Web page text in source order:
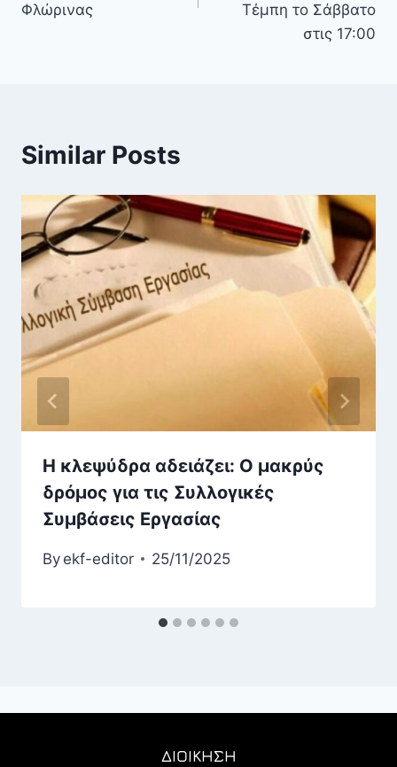
Φλώρινας
Τέμπη το Σάββατο
στις 17:00
Similar Posts
Η κλεψύδρα αδειάζει: Ο μακρύς
δρόμος για τις Συλλογικές
Συμβάσεις Εργασίας
By ekf-editor 25/11/2025
ΔΙΟΙΚΗΣΗ